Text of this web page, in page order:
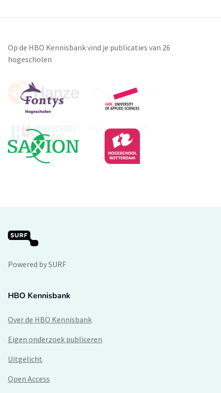
Op de HBO Kennisbank vind je publicaties van 26
hogescholen
Powered by SURF
HBO Kennisbank
Over de HBO Kennisbank
Eigen onderzoek publiceren
Uitgelicht
Open Access